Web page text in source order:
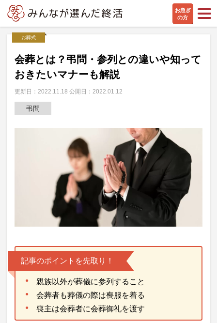
お急ぎ
の方
お葬式
会葬とは？弔問・参列との違いや知って
おきたいマナーも解説
更新日：2022.11.18 公開日：2022.01.12
弔問
記事のポイントを先取り！
親族以外が葬儀に参列すること
会葬者も葬儀の際は喪服を着る
喪主は会葬者に会葬御礼を渡す